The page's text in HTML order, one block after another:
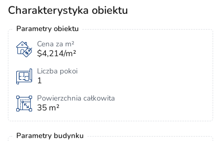
Charakterystyka obiektu
Parametry obiektu
Cena za m²
$4,214/m²
Liczba pokoi
1
Powierzchnia całkowita
35 m²
Parametry budynku